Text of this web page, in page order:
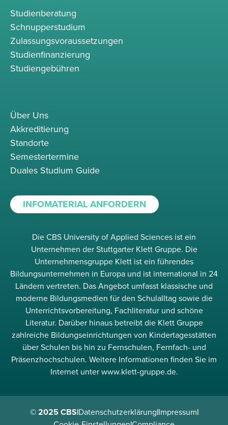
Studienberatung
Schnupperstudium
Zulassungsvoraussetzungen
Studienfinanzierung
Studiengebühren
Über Uns
Akkreditierung
Standorte
Semestertermine
Duales Studium Guide
INFOMATERIAL ANFORDERN
Die CBS University of Applied Sciences ist ein
Unternehmen der Stuttgarter Klett Gruppe. Die
Unternehmensgruppe Klett ist ein führendes
Bildungsunternehmen in Europa und ist international in 24
Ländern vertreten. Das Angebot umfasst klassische und
moderne Bildungsmedien für den Schulalltag sowie die
Unterrichtsvorbereitung, Fachliteratur und schöne
Literatur. Darüber hinaus betreibt die Klett Gruppe
zahlreiche Bildungseinrichtungen von Kindertagesstätten
über Schulen bis hin zu Fernschulen, Fernfach- und
Präsenzhochschulen. Weitere Informationen finden Sie im
Internet unter www.klett-gruppe.de.
© 2025 CBS|Datenschutzerklärung|Impressum|